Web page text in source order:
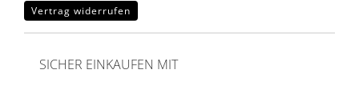
Vertrag widerrufen
SICHER EINKAUFEN MIT